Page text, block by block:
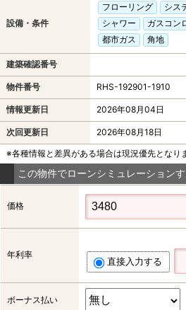
設備・条件
フローリング シス
シャワー
ガスコン
都市ガス
角地
建築確認番号
物件番号 RHS-192901-1910
情報更新日 2026年08月04日
次回更新日
2026年08月18日
※各種情報と差異がある場合は現況優先となり
この物件でローンシミュレーションす
価格
年利率
直接入力する
ボーナス払い